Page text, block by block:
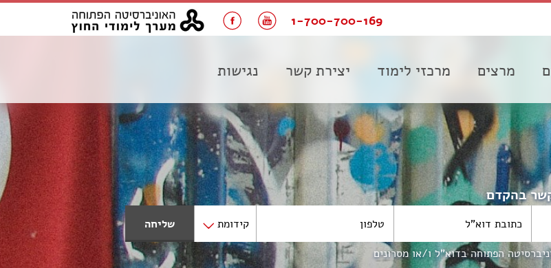
1-700-700-169
מרצים מרכזי לימוד יצירת קשר נגישות
בהקדם
הפתוחה בדוא"ל ו/או מסרונים